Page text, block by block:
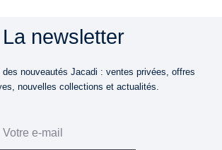
La newsletter
des nouveautés Jacadi : ventes privées, offres
nouvelles collections et actualités.